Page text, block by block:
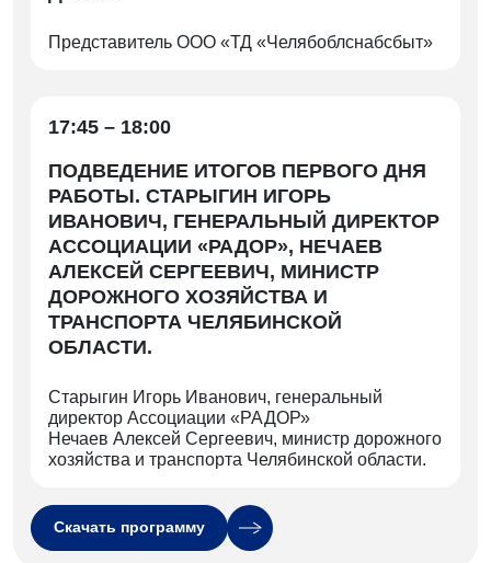
Представитель ООО «ТД «Челябоблснабсбыт»
17:45 – 18:00
ПОДВЕДЕНИЕ ИТОГОВ ПЕРВОГО ДНЯ
РАБОТЫ. СТАРЫГИН ИГОРЬ
ИВАНОВИЧ, ГЕНЕРАЛЬНЫЙ ДИРЕКТОР
АССОЦИАЦИИ «РАДОР», НЕЧАЕВ
АЛЕКСЕЙ СЕРГЕЕВИЧ, МИНИСТР
ДОРОЖНОГО ХОЗЯЙСТВА И
ТРАНСПОРТА ЧЕЛЯБИНСКОЙ
ОБЛАСТИ.
Старыгин Игорь Иванович, генеральный
директор Ассоциации «РАДОР»
Нечаев Алексей Сергеевич, министр дорожного
хозяйства и транспорта Челябинской области.
Скачать программу